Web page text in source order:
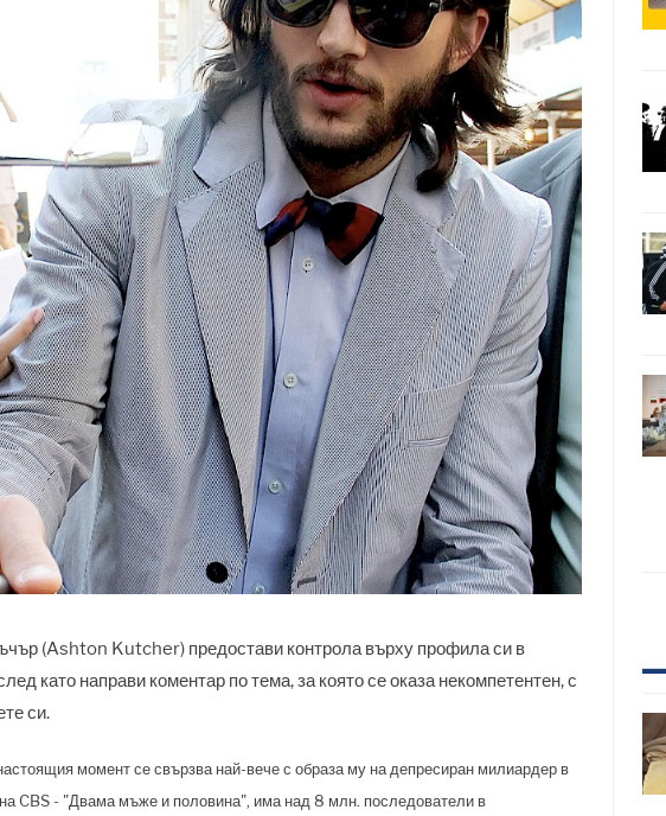
(Ashton Kutcher) предостави контрола върху профила си в
като направи коментар по тема, за която се оказа некомпетентен, с
си.
момент се свързва най-вече с образа му на депресиран милиардер в
CBS - "Двама мъже и половина", има над 8 млн. последователи в